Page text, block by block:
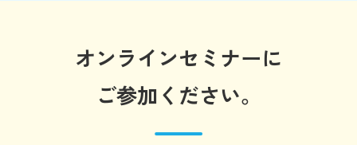
オンラインセミナーに
ご参加ください。